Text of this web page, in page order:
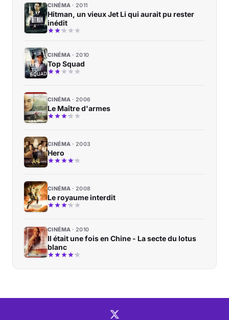
CINÉMA 2011
Hitman, un vieux Jet Li qui aurait pu rester
inédit
CINÉMA 2010
Top Squad
CINÉMA 2006
Le Maître d'armes
CINÉMA 2003
Hero
CINÉMA 2008
Le royaume interdit
CINÉMA 2010
Il était une fois en Chine - La secte du lotus
blanc